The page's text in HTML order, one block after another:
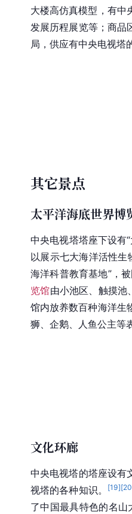
大楼高仿真模型，有中
发展历程展览等；商品
局，供应有中央电视塔
其它景点
太平洋海底世界博
中央电视塔塔座下设有“
以展示七大海洋活性
海洋科普教育基地”，
览馆由小池区、触摸池
馆内放养数百种海洋生
狮、企鹅、人鱼公主等
文化环廊
中央电视塔的塔座设有
视塔的各种知识。
[19][20
了中国最具特色的名